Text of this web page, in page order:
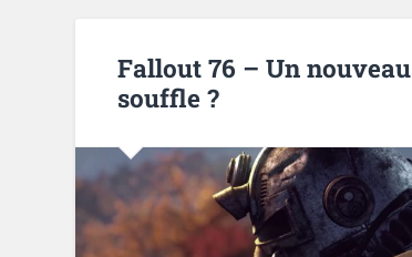
Fallout 76 – Un nouveau
souffle ?